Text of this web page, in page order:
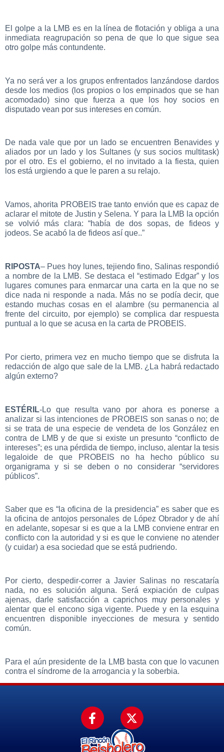
El golpe a la LMB es en la línea de flotación y obliga a una
inmediata reagrupación so pena de que lo que sigue sea
otro golpe más contundente.
Ya no será ver a los grupos enfrentados lanzándose dardos
desde los medios (los propios o los empinados que se han
acomodado) sino que fuerza a que los hoy socios en
disputado vean por sus intereses en común.
De nada vale que por un lado se encuentren Benavides y
aliados por un lado y los Sultanes (y sus socios multitask)
por el otro. Es el gobierno, el no invitado a la fiesta, quien
los está urgiendo a que le paren a su relajo.
Vamos, ahorita PROBEIS trae tanto envión que es capaz de
aclarar el mitote de Justin y Selena. Y para la LMB la opción
se volvió más clara: “había de dos sopas, de fideos y
jodeos. Se acabó la de fideos así que..”
RIPOSTA– Pues hoy lunes, tejiendo fino, Salinas respondió
a nombre de la LMB. Se destaca el “estimado Edgar” y los
lugares comunes para enmarcar una carta en la que no se
dice nada ni responde a nada. Más no se podía decir, que
estando muchas cosas en el alambre (su permanencia al
frente del circuito, por ejemplo) se complica dar respuesta
puntual a lo que se acusa en la carta de PROBEIS.
Por cierto, primera vez en mucho tiempo que se disfruta la
redacción de algo que sale de la LMB. ¿La habrá redactado
algún externo?
ESTÉRIL-Lo que resulta vano por ahora es ponerse a
analizar si las intenciones de PROBEIS son sanas o no; de
si se trata de una especie de vendeta de los González en
contra de LMB y de que si existe un presunto “conflicto de
intereses”; es una pérdida de tiempo, incluso, alentar la tesis
legaloide de que PROBEIS no ha hecho público su
organigrama y si se deben o no considerar “servidores
públicos”.
Saber que es “la oficina de la presidencia” es saber que es
la oficina de antojos personales de López Obrador y de ahí
en adelante, sopesar si es que a la LMB conviene entrar en
conflicto con la autoridad y si es que le conviene no atender
(y cuidar) a esa sociedad que se está pudriendo.
Por cierto, despedir-correr a Javier Salinas no rescataría
nada, no es solución alguna. Será expiación de culpas
ajenas, darle satisfacción a caprichos muy personales y
alentar que el encono siga vigente. Puede y en la esquina
encuentren disponible inyecciones de mesura y sentido
común.
Para el aún presidente de la LMB basta con que lo vacunen
contra el síndrome de la arrogancia y la soberbia.